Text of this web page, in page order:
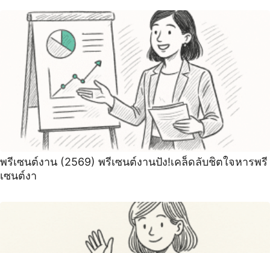
พรีเซนต์งาน (2569) พรีเซนต์งานปัง!เคล็ดลับชิตใจหารพรี
เซนต์งา